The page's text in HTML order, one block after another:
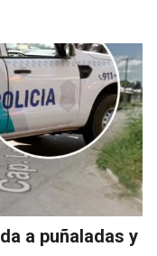
a puñaladas y